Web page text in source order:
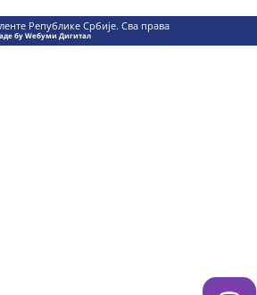
Републике Србије. Сва права
бy Wебуми Дигитал